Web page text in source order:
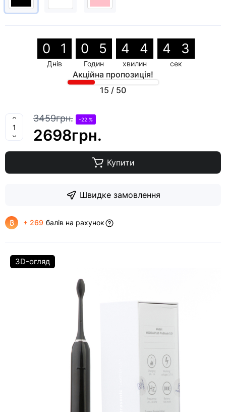
0 1
Днів
0 5
Годин
4 4
хвилин
4 2
сек
Акційна пропозиція!
15 / 50
3459грн. -22 %
2698грн.
Купити
Швидке замовлення
+ 269 балів на рахунок
3D-огляд